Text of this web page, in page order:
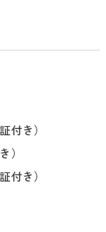
付き）
）
付き）